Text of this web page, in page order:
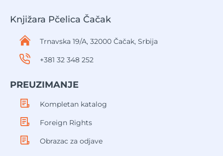
Knjižara Pčelica Čačak
Trnavska 19/A, 32000 Čačak, Srbija
+381 32 348 252
PREUZIMANJE
Kompletan katalog
Foreign Rights
Obrazac za odjave